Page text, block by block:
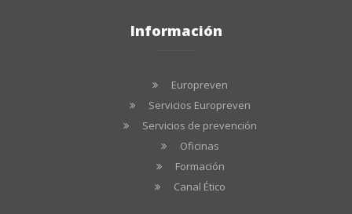
Información
Europreven
Servicios Europreven
Servicios de prevención
Oficinas
Formación
Canal Ético